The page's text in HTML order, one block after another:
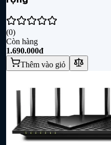
(0)
Còn hàng
1.690.000đ
Thêm vào giỏ